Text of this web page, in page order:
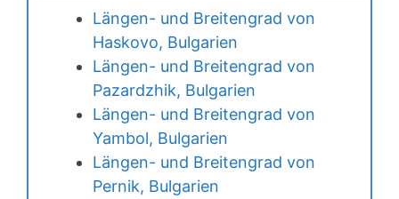
Längen- und Breitengrad von
Haskovo, Bulgarien
Längen- und Breitengrad von
Pazardzhik, Bulgarien
Längen- und Breitengrad von
Yambol, Bulgarien
Längen- und Breitengrad von
Pernik, Bulgarien